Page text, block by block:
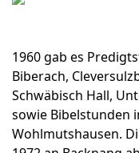
1960 gab es
Biberach,
Schwäbisch Hall,
sowie Bibelstunden
Wohlmutshausen.